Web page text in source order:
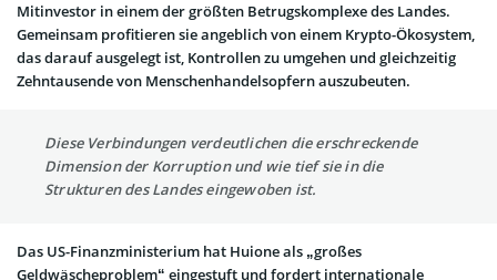
Mitinvestor in einem der größten Betrugskomplexe des Landes.
Gemeinsam profitieren sie angeblich von einem Krypto-Ökosystem,
das darauf ausgelegt ist, Kontrollen zu umgehen und gleichzeitig
Zehntausende von Menschenhandelsopfern auszubeuten.
Diese Verbindungen verdeutlichen die erschreckende
Dimension der Korruption und wie tief sie in die
Strukturen des Landes eingewoben ist.
Das US-Finanzministerium hat Huione als „großes
Geldwäscheproblem“ eingestuft und fordert internationale